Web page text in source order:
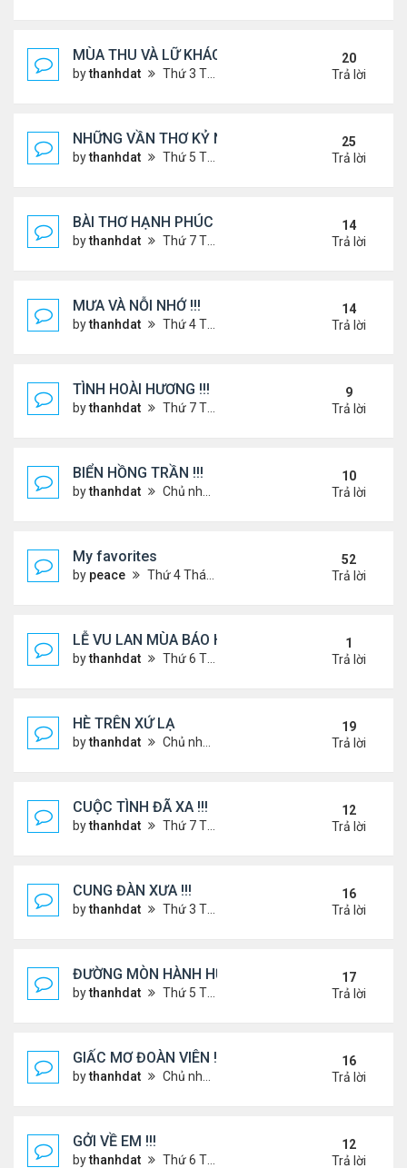
MÙA THU VÀ LỮ KHÁCH !!!
bythanhdat Thứ 3 Tháng 9 10, 2024 1:52 pm
20
Trả lời
NHỮNG VẦN THƠ KỶ NIỆM !!!
bythanhdat Thứ 5 Tháng 7 18, 2024 9:14 am
25
Trả lời
BÀI THƠ HẠNH PHÚC !!!
bythanhdat Thứ 7 Tháng 7 20, 2024 2:25 pm
14
Trả lời
MƯA VÀ NỖI NHỚ !!!
bythanhdat Thứ 4 Tháng 7 10, 2024 8:41 am
14
Trả lời
TÌNH HOÀI HƯƠNG !!!
bythanhdat Thứ 7 Tháng 2 22, 2025 1:32 pm
9
Trả lời
BIỂN HỒNG TRẦN !!!
bythanhdat Chủ nhật Tháng 10 27, 2024 2:17 pm
10
Trả lời
My favorites
by peace Thứ 4 Tháng 9 04, 2024 12:11 pm
52
Trả lời
LỄ VU LAN MÙA BÁO HIẾU !!!
bythanhdat Thứ 6 Tháng 9 05, 2025 1:52 pm
1
Trả lời
HÈ TRÊN XỨ LẠ
bythanhdat Chủ nhật Tháng 6 30, 2024 12:19 pm
19
Trả lời
CUỘC TÌNH ĐÃ XA !!!
bythanhdat Thứ 7 Tháng 12 14, 2024 2:15 am
12
Trả lời
CUNG ĐÀN XƯA !!!
bythanhdat Thứ 3 Tháng 7 23, 2024 3:22 pm
16
Trả lời
ĐƯỜNG MÒN HÀNH HƯƠNG !!!
bythanhdat Thứ 5 Tháng 3 20, 2025 5:00 pm
17
Trả lời
GIẤC MƠ ĐOÀN VIÊN !!!
bythanhdat Chủ nhật Tháng 7 14, 2024 10:46 am
16
Trả lời
GỞI VỀ EM !!!
bythanhdat Thứ 6 Tháng 7 19, 2024 5:22 pm
12
Trả lời